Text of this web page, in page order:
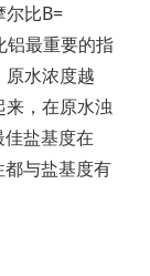
尔比B=
最重要的指
水浓度越
，在原水浊
盐基度在
与盐基度有